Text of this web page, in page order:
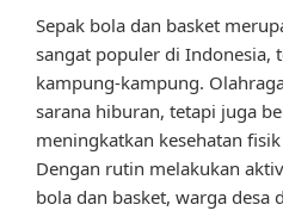
Sepak bola dan basket
sangat populer di Indonesia,
kampung-kampung.
sarana hiburan, tetapi juga
meningkatkan kesehatan
Dengan rutin melakukan
bola dan basket, warga desa